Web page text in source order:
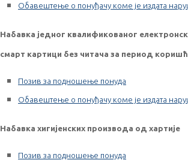
Обавештење о понуђачу коме је издата
Набавка једног квалификованог
смарт картици без читача за период
Позив за подношење понуда
Обавештење о понуђачу коме је издата
Набавка хигијенских производа од хартије
Позив за подношење понуда